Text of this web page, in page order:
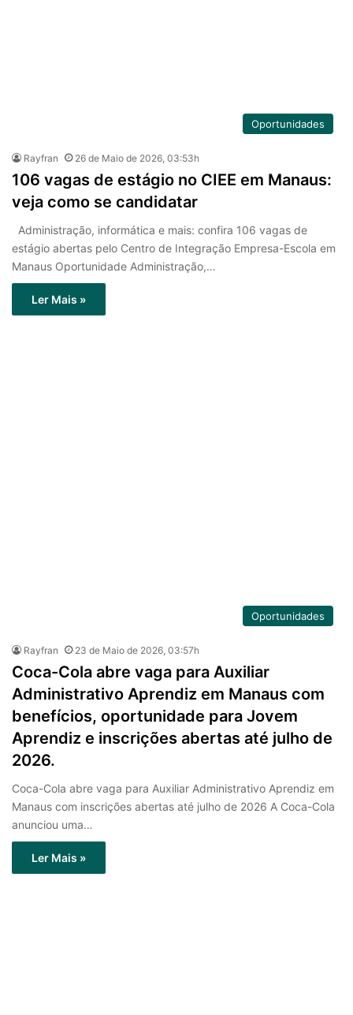
Oportunidades
Rayfran 26 de Maio de 2026, 03:53h
106 vagas de estágio no CIEE em Manaus:
veja como se candidatar
Administração, informática e mais: confira 106 vagas de
estágio abertas pelo Centro de Integração Empresa-Escola em
Manaus Oportunidade Administração,…
Ler Mais »
Oportunidades
Rayfran 23 de Maio de 2026, 03:57h
Coca-Cola abre vaga para Auxiliar
Administrativo Aprendiz em Manaus com
benefícios, oportunidade para Jovem
Aprendiz e inscrições abertas até julho de
2026.
Coca-Cola abre vaga para Auxiliar Administrativo Aprendiz em
Manaus com inscrições abertas até julho de 2026 A Coca-Cola
anunciou uma…
Ler Mais »